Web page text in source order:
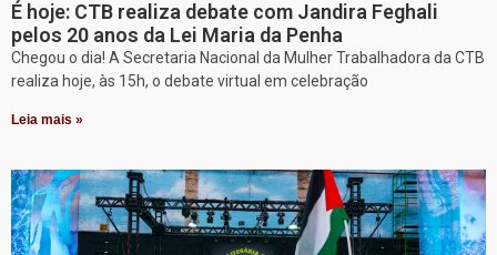
É hoje: CTB realiza debate com Jandira Feghali
pelos 20 anos da Lei Maria da Penha
Chegou o dia! A Secretaria Nacional da Mulher Trabalhadora da CTB
realiza hoje, às 15h, o debate virtual em celebração
Leia mais »